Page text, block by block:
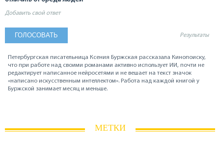
Добавить свой ответ
Результаты
Петербургская писательница Ксения Буржская рассказала Кинопоиску,
что при работе над своими романами активно использует ИИ, почти не
редактирует написанное нейросетями и не вешает на текст значок
«написано искусственным интеллектом». Работа над каждой книгой у
Буржской занимает месяц и меньше.
МЕТКИ